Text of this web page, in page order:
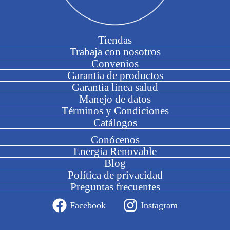
Tiendas
Trabaja con nosotros
Convenios
Garantia de productos
Garantia línea salud
Manejo de datos
Términos y Condiciones
Catálogos
Conócenos
Energía Renovable
Blog
Política de privacidad
Preguntas frecuentes
Facebook Instagram